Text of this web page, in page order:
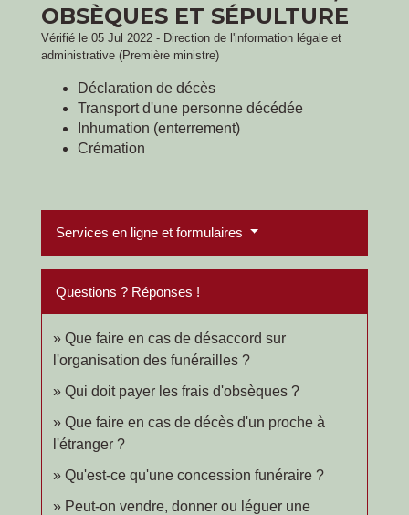
OBSÈQUES ET SÉPULTURE
Vérifié le 05 Jul 2022 - Direction de l'information légale et
administrative (Première ministre)
Déclaration de décès
Transport d'une personne décédée
Inhumation (enterrement)
Crémation
Services en ligne et formulaires
Questions ? Réponses !
Que faire en cas de désaccord sur
l'organisation des funérailles ?
Qui doit payer les frais d'obsèques ?
Que faire en cas de décès d'un proche à
l'étranger ?
Qu'est-ce qu'une concession funéraire ?
Peut-on vendre, donner ou léguer une